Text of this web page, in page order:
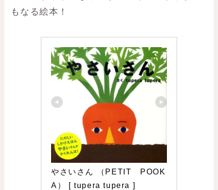
もなる絵本！
やさいさん （PETIT　POOK
A） [ tupera tupera ]